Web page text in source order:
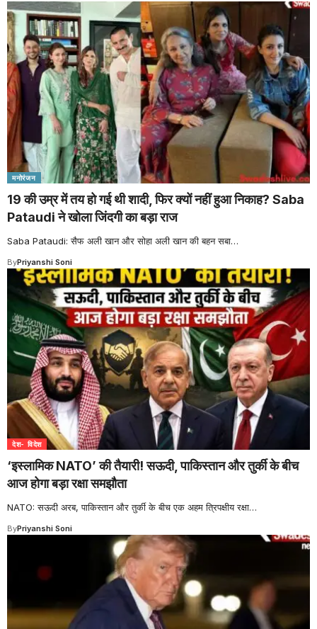
मनोरंजन
19 की उम्र में तय हो गई थी शादी, फिर क्यों नहीं हुआ निकाह? Saba
Pataudi ने खोला जिंदगी का बड़ा राज
Saba Pataudi: सैफ अली खान और सोहा अली खान की बहन सबा…
ByPriyanshi Soni
देश- विदेश
‘इस्लामिक NATO’ की तैयारी! सऊदी, पाकिस्तान और तुर्की के बीच
आज होगा बड़ा रक्षा समझौता
NATO: सऊदी अरब, पाकिस्तान और तुर्की के बीच एक अहम त्रिपक्षीय रक्षा…
ByPriyanshi Soni